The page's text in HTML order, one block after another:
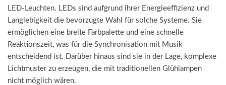
LED-Leuchten. LEDs sind aufgrund ihrer Energieeffizienz und
Langlebigkeit die bevorzugte Wahl für solche Systeme. Sie
ermöglichen eine breite Farbpalette und eine schnelle
Reaktionszeit, was für die Synchronisation mit Musik
entscheidend ist. Darüber hinaus sind sie in der Lage, komplexe
Lichtmuster zu erzeugen, die mit traditionellen Glühlampen
nicht möglich wären.